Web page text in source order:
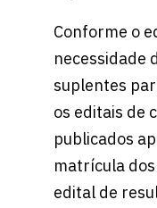
Conforme o
necessidade
suplentes
os editais de
publicados
matrícula
edital de